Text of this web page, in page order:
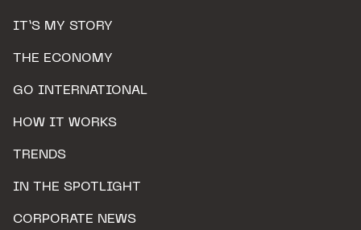
IT’S MY STORY
THE ECONOMY
GO INTERNATIONAL
HOW IT WORKS
TRENDS
IN THE SPOTLIGHT
CORPORATE NEWS